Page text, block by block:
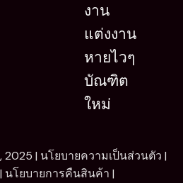
งาน
แต่งงาน
หายไวๆ
บัณฑิต
ใหม่
2025 | นโยบายความเป็นส่วนตัว |
| นโยบายการคืนสินค้า |